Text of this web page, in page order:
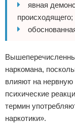
явная
происходящего;
наркомана,
влияют на
психические
термин
наркотики».